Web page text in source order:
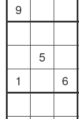
9
5
1
6